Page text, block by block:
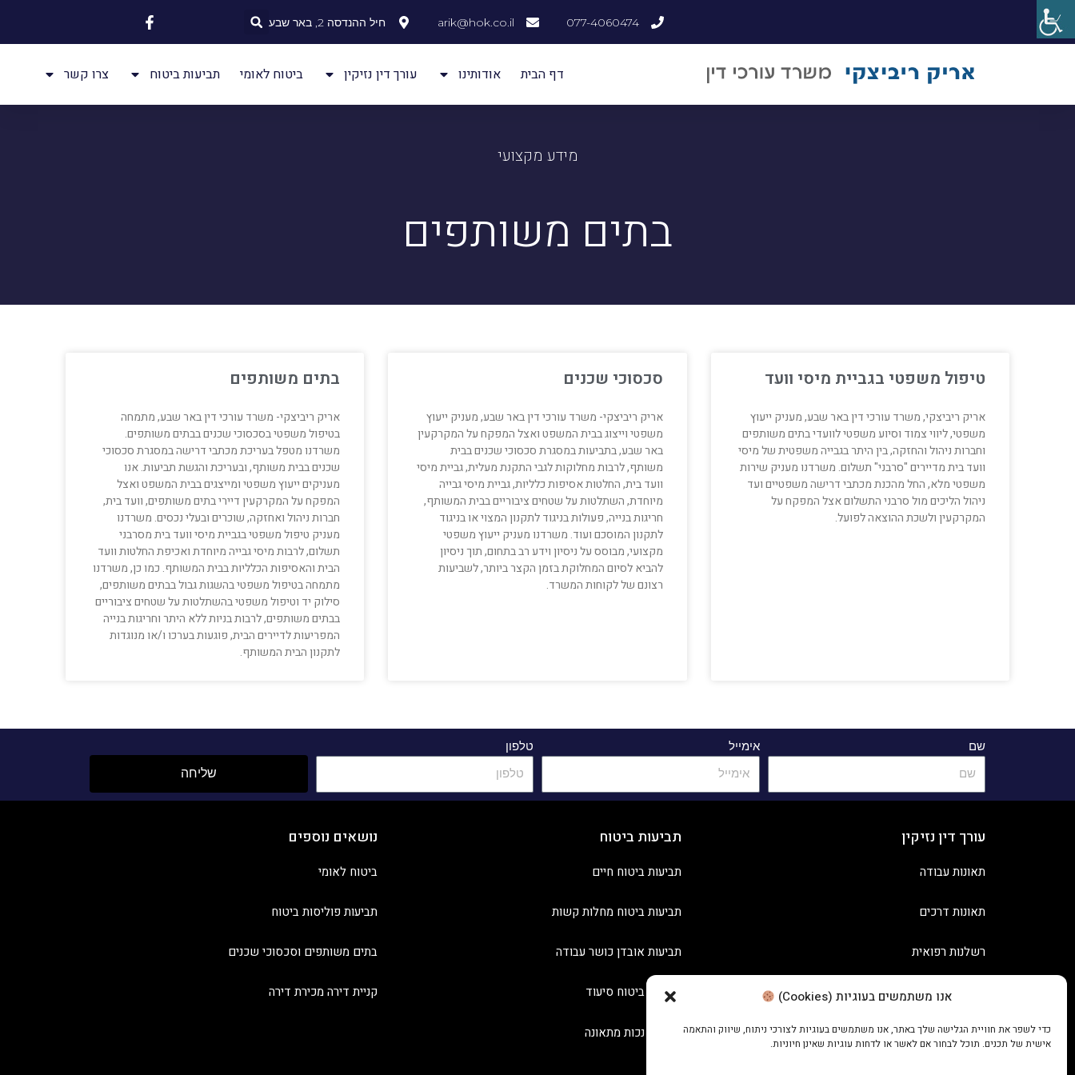
אנו משתמשים בעוגיות (Cookies)
כדי לשפר את חוויית הגלישה שלך באתר, אנו משתמשים בעוגיות לצורכי ניתוח, שיווק והתאמה
אישית של תכנים. תוכל לבחור אם לאשר או לדחות עוגיות שאינן חיוניות.
077-4060474
arik@hok.co.il חיל ההנדסה 2, באר שבע
דף הבית אודותינו עורך דין נזיקין ביטוח לאומי תביעות ביטוח צרו קשר
מידע מקצועי
בתים משותפים
טיפול משפטי בגביית מיסי וועד
אריק ריביצקי, משרד עורכי דין באר שבע, מעניק ייעוץ
משפטי, ליווי צמוד וסיוע משפטי לוועדי בתים משותפים
וחברות ניהול והחזקה, בין היתר בגבייה משפטית של מיסי
וועד בית מדיירים "סרבני" תשלום. משרדנו מעניק שירות
משפטי מלא, החל מהכנת מכתבי דרישה משפטיים ועד
ניהול הליכים מול סרבני התשלום אצל המפקח על
המקרקעין ולשכת ההוצאה לפועל.
סכסוכי שכנים
אריק ריביצקי- משרד עורכי דין באר שבע, מעניק ייעוץ
משפטי וייצוג בבית המשפט ואצל המפקח על המקרקעין
באר שבע, בתביעות במסגרת סכסוכי שכנים בבית
משותף, לרבות מחלוקות לגבי התקנת מעלית, גביית מיסי
וועד בית, החלטות אסיפות כלליות, גביית מיסי גבייה
מיוחדת, השתלטות על שטחים ציבוריים בבית המשותף,
חריגות בנייה, פעולות בניגוד לתקנון המצוי או בניגוד
לתקנון המוסכם ועוד. משרדנו מעניק ייעוץ משפטי
מקצועי, מבוסס על ניסיון וידע רב בתחום, תוך ניסיון
להביא לסיום המחלוקת בזמן הקצר ביותר, לשביעות
רצונם של לקוחות המשרד.
בתים משותפים
אריק ריביצקי- משרד עורכי דין באר שבע, מתמחה
בטיפול משפטי בסכסוכי שכנים בבתים משותפים.
משרדנו מטפל בעריכת מכתבי דרישה במסגרת סכסוכי
שכנים בבית משותף, ובעריכת והגשת תביעות. אנו
מעניקים ייעוץ משפטי ומייצגים בבית המשפט ואצל
המפקח על המקרקעין דיירי בתים משותפים, וועד בית,
חברות ניהול ואחזקה, שוכרים ובעלי נכסים. משרדנו
מעניק טיפול משפטי בגביית מיסי וועד בית מסרבני
תשלום, לרבות מיסי גבייה מיוחדת ואכיפת החלטות וועד
הבית והאסיפות הכלליות בבית המשותף. כמו כן, משרדנו
מתמחה בטיפול משפטי בהשגות גבול בבתים משותפים,
סילוק יד וטיפול משפטי בהשתלטות על שטחים ציבוריים
בבתים משותפים, לרבות בניות ללא היתר וחריגות בנייה
המפריעות לדיירים הבית, פוגעות בערכו ו/או מנוגדות
לתקנון הבית המשותף.
שם אימייל טלפון
שליחה
עורך דין נזיקין
תאונות עבודה
תאונות דרכים
רשלנות רפואית
תביעות ביטוח
תביעות ביטוח חיים
תביעות ביטוח מחלות קשות
תביעות אובדן כושר עבודה
תביעות ביטוח סיעוד
תביעות נכות מתאונה
נושאים נוספים
ביטוח לאומי
תביעות פוליסות ביטוח
בתים משותפים וסכסוכי שכנים
קניית דירה מכירת דירה